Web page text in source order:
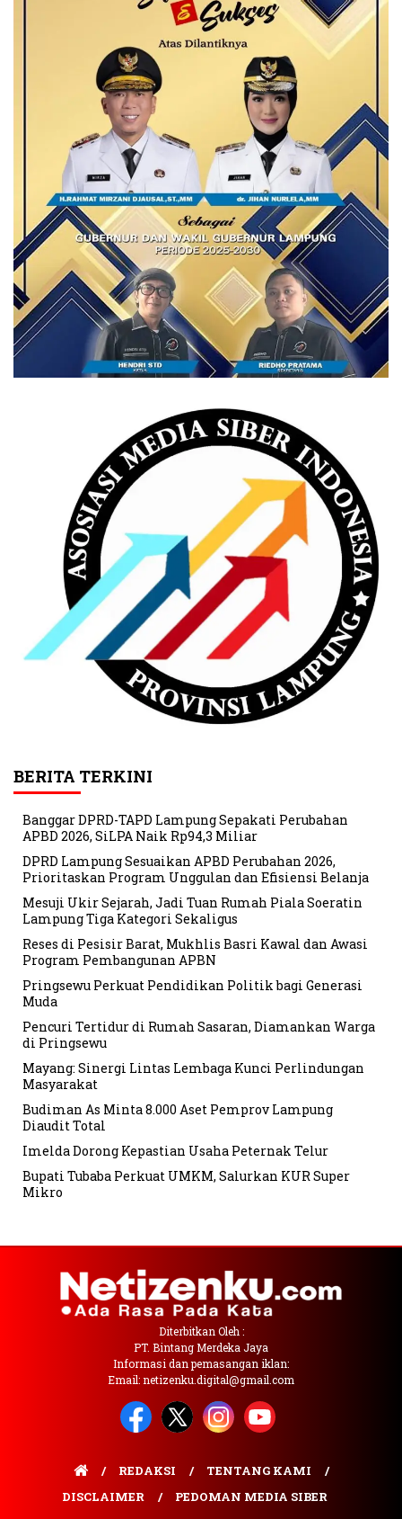
BERITA TERKINI
Banggar DPRD-TAPD Lampung Sepakati Perubahan
APBD 2026, SiLPA Naik Rp94,3 Miliar
DPRD Lampung Sesuaikan APBD Perubahan 2026,
Prioritaskan Program Unggulan dan Efisiensi Belanja
Mesuji Ukir Sejarah, Jadi Tuan Rumah Piala Soeratin
Lampung Tiga Kategori Sekaligus
Reses di Pesisir Barat, Mukhlis Basri Kawal dan Awasi
Program Pembangunan APBN
Pringsewu Perkuat Pendidikan Politik bagi Generasi
Muda
Pencuri Tertidur di Rumah Sasaran, Diamankan Warga
di Pringsewu
Mayang: Sinergi Lintas Lembaga Kunci Perlindungan
Masyarakat
Budiman As Minta 8.000 Aset Pemprov Lampung
Diaudit Total
Imelda Dorong Kepastian Usaha Peternak Telur
Bupati Tubaba Perkuat UMKM, Salurkan KUR Super
Mikro
Diterbitkan Oleh :
PT. Bintang Merdeka Jaya
Informasi dan pemasangan iklan:
Email: netizenku.digital@gmail.com
REDAKSI
TENTANG KAMI
DISCLAIMER
PEDOMAN MEDIA SIBER